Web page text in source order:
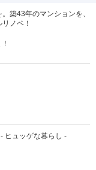
築43年のマンションを、
ノベ！
ヒュッゲな暮らし -